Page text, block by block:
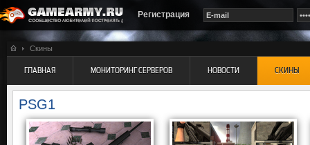
Регистрация
Скины
ГЛАВНАЯ МОНИТОРИНГ СЕРВЕРОВ НОВОСТИ СКИНЫ
PSG1